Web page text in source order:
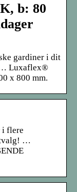
b: 80
gardiner i dit
… Luxaflex®
x 800 mm.
i flere
…